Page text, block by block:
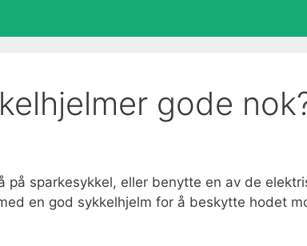
gode
på sparkesykkel, eller benytte en av de
en god sykkelhjelm for å beskytte hodet